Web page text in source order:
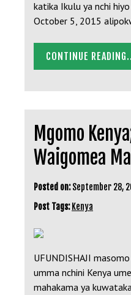
katika Ikulu ya nchi
October 5, 2015
CONTINUE
Mgomo
Waigomea
Posted on: September 28,
Post Tags: Kenya
UFUNDISHAJI
umma nchini Kenya
mahakama ya